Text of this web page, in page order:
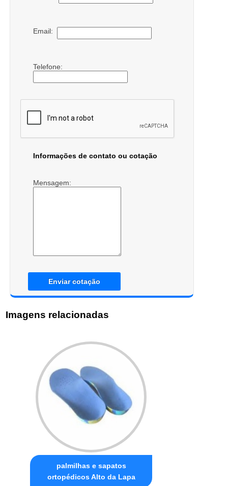
Email:
Telefone:
Informações de contato ou cotação
Mensagem:
Enviar cotação
Imagens relacionadas
palmilhas e sapatos
ortopédicos Alto da Lapa